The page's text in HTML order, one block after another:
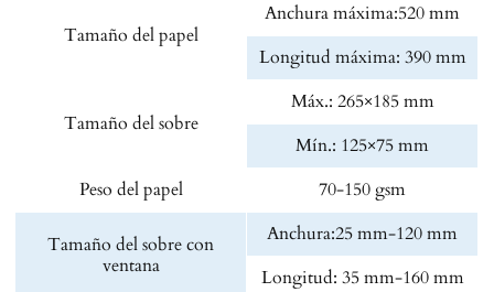
Tamaño del papel
Anchura máxima:520 mm
Longitud máxima: 390 mm
Tamaño del sobre
Máx.: 265×185 mm
Mín.: 125×75 mm
Peso del papel
70-150 gsm
Tamaño del sobre con
ventana
Anchura:25 mm-120 mm
Longitud: 35 mm-160 mm